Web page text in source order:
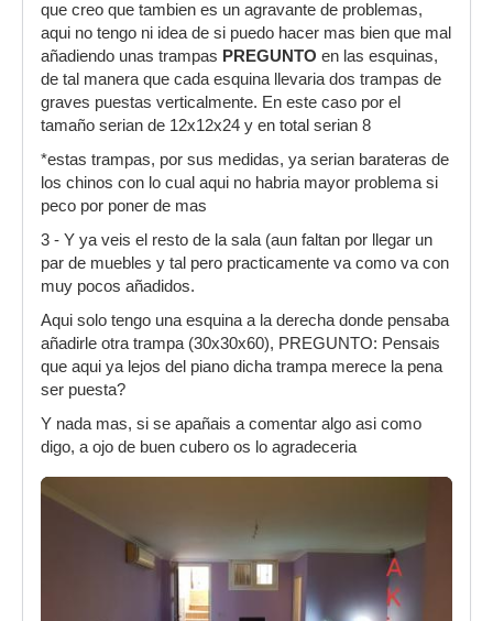
que creo que tambien es un agravante de problemas,
aqui no tengo ni idea de si puedo hacer mas bien que mal
añadiendo unas trampas PREGUNTO en las esquinas,
de tal manera que cada esquina llevaria dos trampas de
graves puestas verticalmente. En este caso por el
tamaño serian de 12x12x24 y en total serian 8
*estas trampas, por sus medidas, ya serian barateras de
los chinos con lo cual aqui no habria mayor problema si
peco por poner de mas
3 - Y ya veis el resto de la sala (aun faltan por llegar un
par de muebles y tal pero practicamente va como va con
muy pocos añadidos.
Aqui solo tengo una esquina a la derecha donde pensaba
añadirle otra trampa (30x30x60), PREGUNTO: Pensais
que aqui ya lejos del piano dicha trampa merece la pena
ser puesta?
Y nada mas, si se apañais a comentar algo asi como
digo, a ojo de buen cubero os lo agradeceria